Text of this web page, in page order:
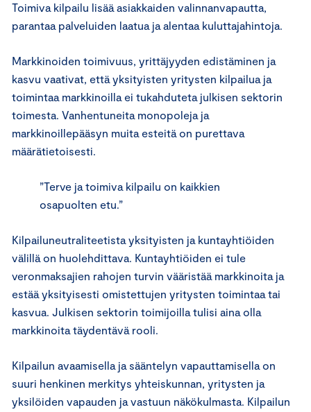
Toimiva kilpailu lisää asiakkaiden valinnanvapautta,
parantaa palveluiden laatua ja alentaa kuluttajahintoja.
Markkinoiden toimivuus, yrittäjyyden edistäminen ja
kasvu vaativat, että yksityisten yritysten kilpailua ja
toimintaa markkinoilla ei tukahduteta julkisen sektorin
toimesta. Vanhentuneita monopoleja ja
markkinoillepääsyn muita esteitä on purettava
määrätietoisesti.
”Terve ja toimiva kilpailu on kaikkien
osapuolten etu.”
Kilpailuneutraliteetista yksityisten ja kuntayhtiöiden
välillä on huolehdittava. Kuntayhtiöiden ei tule
veronmaksajien rahojen turvin vääristää markkinoita ja
estää yksityisesti omistettujen yritysten toimintaa tai
kasvua. Julkisen sektorin toimijoilla tulisi aina olla
markkinoita täydentävä rooli.
Kilpailun avaamisella ja sääntelyn vapauttamisella on
suuri henkinen merkitys yhteiskunnan, yritysten ja
yksilöiden vapauden ja vastuun näkökulmasta. Kilpailun